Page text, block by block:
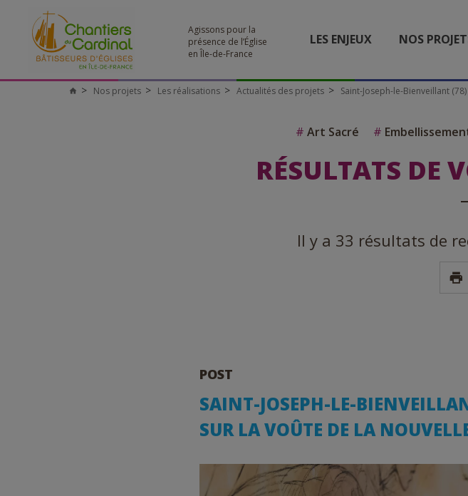
Agissons pour la
présence de l’Église
en Île-de-France
LES ENJEUX NOS
Nos projets Les réalisations Actualités des projets Saint-Joseph-le-Bienveillant
# Art Sacré #
RÉSULTATS DE
Il y a 33 résultats de
POST
SAINT-JOSEPH-LE-
SUR LA VOÛTE DE LA